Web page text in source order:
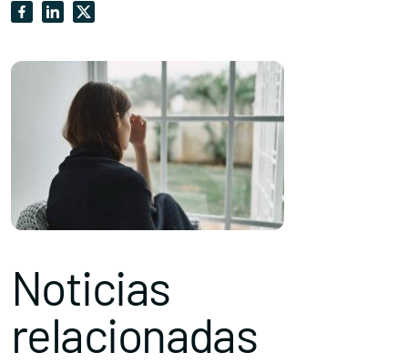
Noticias
relacionadas